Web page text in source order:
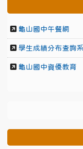
龜山國中午餐網
學生成績分布查詢
龜山國中資優教育